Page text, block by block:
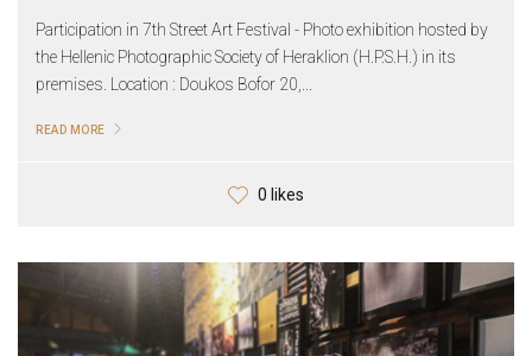
Participation in 7th Street Art Festival - Photo exhibition hosted by
the Hellenic Photographic Society of Heraklion (H.P.S.H.) in its
premises. Location : Doukos Bofor 20,...
READ MORE
0 likes